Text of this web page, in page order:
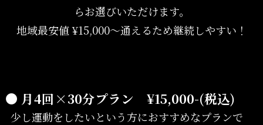
らお選びいただけます。
地域最安値 ¥15,000〜通えるため継続しやすい！
● 月4回×30分プラン ¥15,000-(税込)
少し運動をしたいという方におすすめなプランで